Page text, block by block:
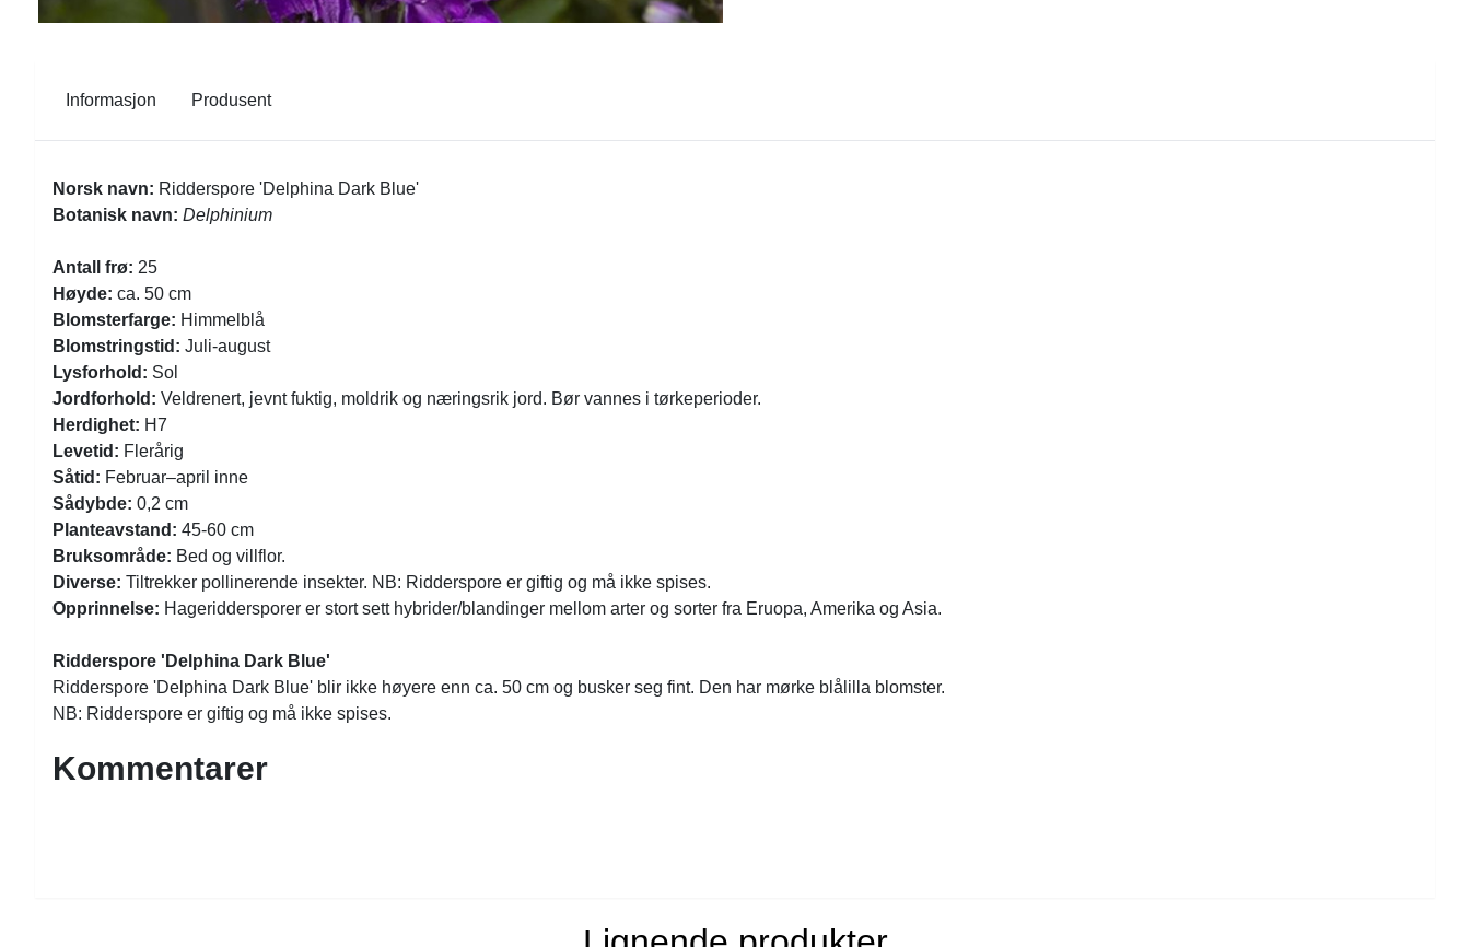
Informasjon Produsent
Norsk navn: Ridderspore 'Delphina Dark Blue'
Botanisk navn: Delphinium
Antall frø: 25
Høyde: ca. 50 cm
Blomsterfarge: Himmelblå
Blomstringstid: Juli-august
Lysforhold: Sol
Jordforhold: Veldrenert, jevnt fuktig, moldrik og næringsrik jord. Bør vannes i tørkeperioder.
Herdighet: H7
Levetid: Flerårig
Såtid: Februar–april inne
Sådybde: 0,2 cm
Planteavstand: 45-60 cm
Bruksområde: Bed og villflor.
Diverse: Tiltrekker pollinerende insekter. NB: Ridderspore er giftig og må ikke spises.
Opprinnelse: Hageriddersporer er stort sett hybrider/blandinger mellom arter og sorter fra Eruopa, Amerika og Asia.
Ridderspore 'Delphina Dark Blue'
Ridderspore 'Delphina Dark Blue' blir ikke høyere enn ca. 50 cm og busker seg fint. Den har mørke blålilla blomster.
NB: Ridderspore er giftig og må ikke spises.
Kommentarer